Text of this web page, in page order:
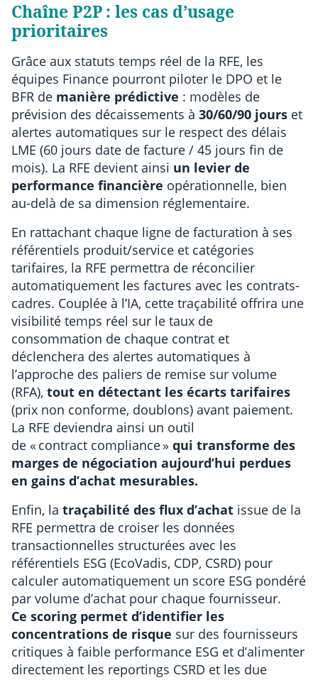
Chaîne P2P : les cas d’usage
prioritaires
Grâce aux statuts temps réel de la RFE, les
équipes Finance pourront piloter le DPO et le
BFR de manière prédictive : modèles de
prévision des décaissements à 30/60/90 jours et
alertes automatiques sur le respect des délais
LME (60 jours date de facture / 45 jours fin de
mois). La RFE devient ainsi un levier de
performance financière opérationnelle, bien
au-delà de sa dimension réglementaire.
En rattachant chaque ligne de facturation à ses
référentiels produit/service et catégories
tarifaires, la RFE permettra de réconcilier
automatiquement les factures avec les contrats-
cadres. Couplée à l’IA, cette traçabilité offrira une
visibilité temps réel sur le taux de
consommation de chaque contrat et
déclenchera des alertes automatiques à
l’approche des paliers de remise sur volume
(RFA), tout en détectant les écarts tarifaires
(prix non conforme, doublons) avant paiement.
La RFE deviendra ainsi un outil
de « contract compliance » qui transforme des
marges de négociation aujourd’hui perdues
en gains d’achat mesurables.
Enfin, la traçabilité des flux d’achat issue de la
RFE permettra de croiser les données
transactionnelles structurées avec les
référentiels ESG (EcoVadis, CDP, CSRD) pour
calculer automatiquement un score ESG pondéré
par volume d’achat pour chaque fournisseur.
Ce scoring permet d’identifier les
concentrations de risque sur des fournisseurs
critiques à faible performance ESG et d’alimenter
directement les reportings CSRD et les due